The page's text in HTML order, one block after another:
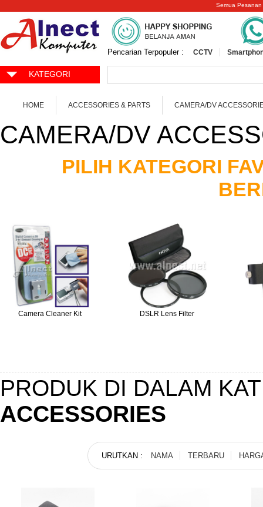
Semua Pesanan
Pencarian Terpopuler : CCTV
KATEGORI
HOME ACCESSORIES & PARTS CAMERA/DV
CAMERA/DV
PILIH KATEGORI
Camera Cleaner Kit DSLR Lens Filter
PRODUK DI DALAM
ACCESSORIES
URUTKAN : NAMA TERBARU